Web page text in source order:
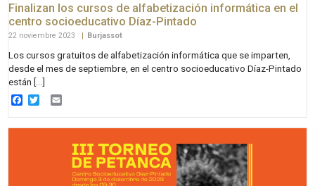
Finalizan los cursos de alfabetización informática en el
centro socioeducativo Díaz-Pintado
22 noviembre 2023 Burjassot
Los cursos gratuitos de alfabetización informática que se imparten,
desde el mes de septiembre, en el centro socioeducativo Díaz-Pintado
están […]
Facebook
Twitter